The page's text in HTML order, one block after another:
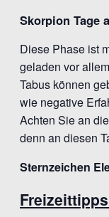
Skorpion Tage
Diese Phase ist
geladen vor
Tabus können
wie negative
Achten Sie an
denn an diesen
Sternzeichen